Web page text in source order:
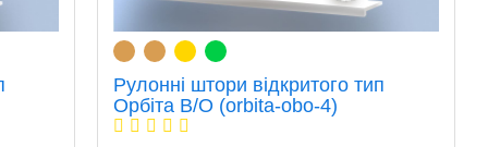
Рулонні штори відкритого тип
Орбіта В/О (orbita-obo-4)